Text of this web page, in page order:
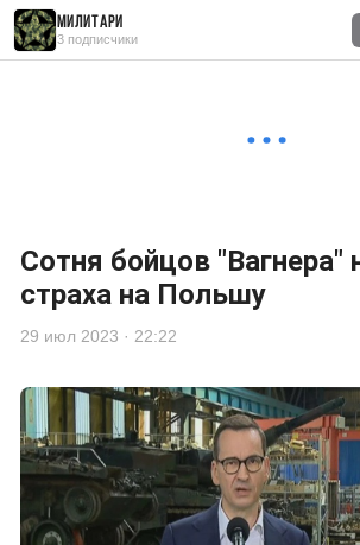
Милитари
3 подписчики
Читайте также
Сотня бойцов "Вагнера"
страха на Польшу
29 июл 2023 · 22:22